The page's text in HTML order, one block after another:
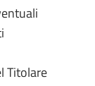
Titolare